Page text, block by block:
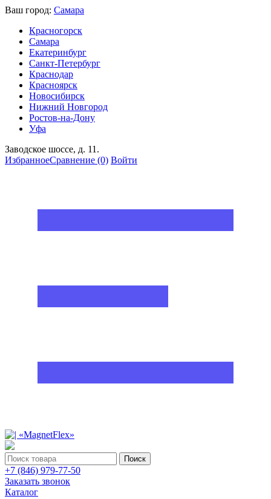
Ваш город: Самара
Красногорск
Самара
Екатеринбург
Санкт-Петербург
Краснодар
Красноярск
Новосибирск
Нижний Новгород
Ростов-на-Дону
Уфа
Заводское шоссе, д. 11.
ИзбранноеСравнение (0) Войти
Поиск
+7 (846) 979-77-50
Заказать звонок
Каталог